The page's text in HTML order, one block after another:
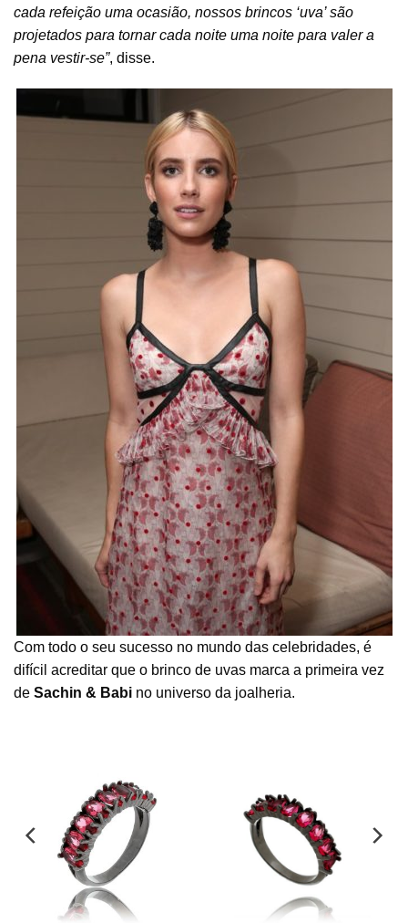
cada refeição uma ocasião, nossos brincos ‘uva’ são
projetados para tornar cada noite uma noite para valer a
pena vestir-se”, disse.
Com todo o seu sucesso no mundo das celebridades, é
difícil acreditar que o brinco de uvas marca a primeira vez
de Sachin & Babi no universo da joalheria.
Meia aliança ródio negro
navetes rubelitas semi joia
Meia aliança ródio negro
de zirconias em gotinhas
rubelitas